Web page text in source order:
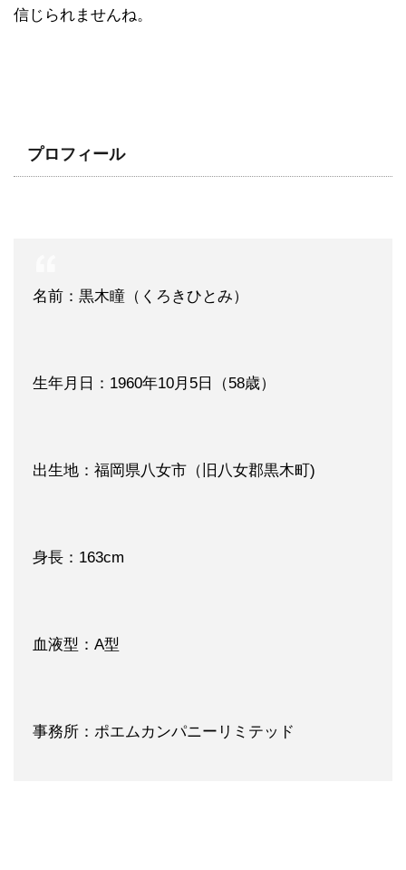
信じられませんね。
プロフィール
名前：黒木瞳（くろきひとみ）
生年月日：1960年10月5日（58歳）
出生地：福岡県八女市（旧八女郡黒木町)
身長：163cm
血液型：A型
事務所：ポエムカンパニーリミテッド